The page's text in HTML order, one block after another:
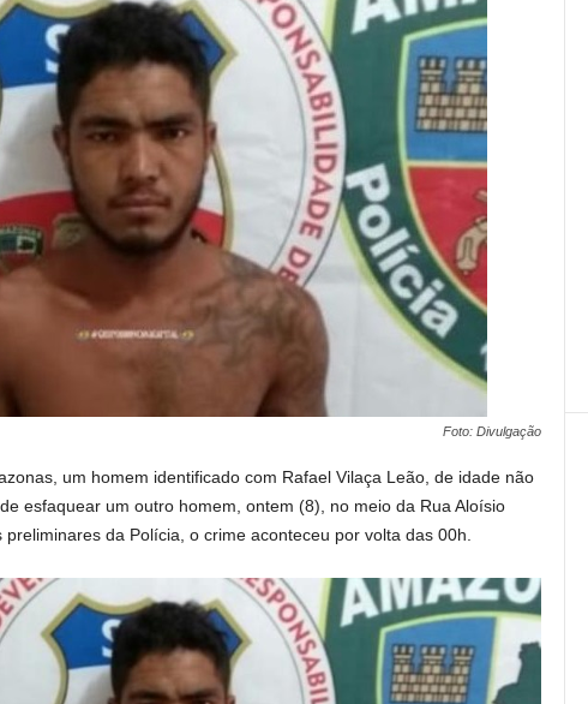
Foto: Divulgação
um homem identificado com Rafael Vilaça Leão, de idade não
esfaquear um outro homem, ontem (8), no meio da Rua Aloísio
da Polícia, o crime aconteceu por volta das 00h.